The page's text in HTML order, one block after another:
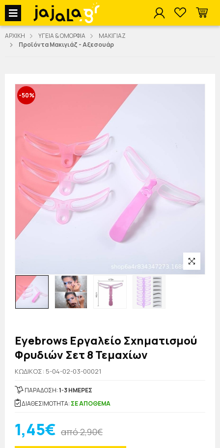
jajala Menu
ΑΡΧΙΚΗ ΥΓΕΙΑ & ΟΜΟΡΦΙΑ
ΜΑΚΙΓΙΑΖ
Προϊόντα Μακιγιάζ - Αξεσουάρ
-50%
Eyebrows Εργαλείο Σχηματισμού
Φρυδιών Σετ 8 Τεμαχίων
KΩΔΙΚΟΣ: 5-04-02-03-00021
ΠΑΡΑΔΟΣΗ:1-3 ΗΜΕΡΕΣ
ΔΙΑΘΕΣΙΜΟΤΗΤΑ: ΣΕ ΑΠΟΘΕΜΑ
1,45€ από 2,90€